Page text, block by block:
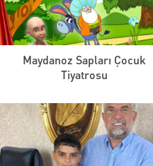
Maydanoz Sapları Çocuk
Tiyatrosu